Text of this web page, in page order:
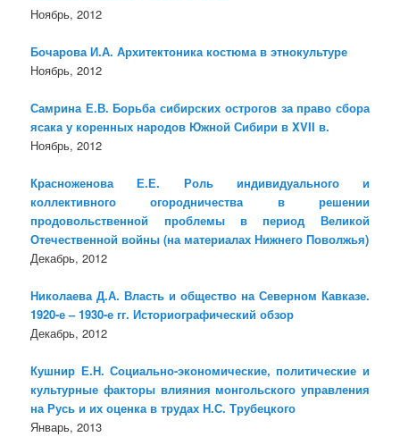
Ноябрь, 2012
Бочарова И.А. Архитектоника костюма в этнокультуре
Ноябрь, 2012
Самрина Е.В. Борьба сибирских острогов за право сбора
ясака у коренных народов Южной Сибири в XVII в.
Ноябрь, 2012
Красноженова Е.Е. Роль индивидуального и
коллективного огородничества в решении
продовольственной проблемы в период Великой
Отечественной войны (на материалах Нижнего Поволжья)
Декабрь, 2012
Николаева Д.А. Власть и общество на Северном Кавказе.
1920-е – 1930-е гг. Историографический обзор
Декабрь, 2012
Кушнир Е.Н. Социально-экономические, политические и
культурные факторы влияния монгольского управления
на Русь и их оценка в трудах Н.С. Трубецкого
Январь, 2013